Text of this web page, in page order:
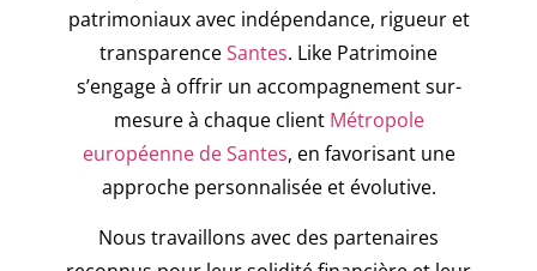
patrimoniaux avec indépendance, rigueur et
transparenceSantes. Like Patrimoine
s’engage à offrir un accompagnement sur-
mesure à chaque client Métropole
européenne de Santes, en favorisant une
approche personnalisée et évolutive.
Nous travaillons avec des partenaires